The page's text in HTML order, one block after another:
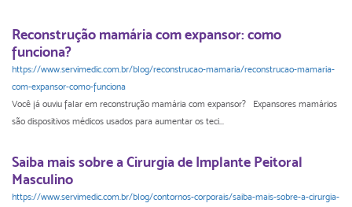
Reconstrução mamária com expansor: como
funciona?
https://www.servimedic.com.br/blog/reconstrucao-mamaria/reconstrucao-mamaria-
com-expansor-como-funciona
Você já ouviu falar em reconstrução mamária com expansor? Expansores mamários
são dispositivos médicos usados para aumentar os teci...
Saiba mais sobre a Cirurgia de Implante Peitoral
Masculino
https://www.servimedic.com.br/blog/contornos-corporais/saiba-mais-sobre-a-cirurgia-